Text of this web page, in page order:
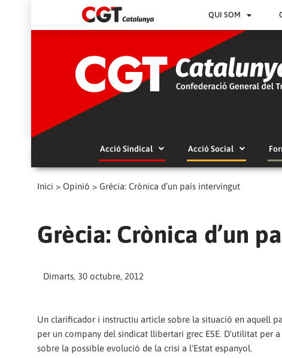
QUI SOM
Acció Sindical Acció Social
Inici > Opinió > Grècia: Crònica d’un país intervingut
Grècia: Crònica d’un
Dimarts, 30 octubre, 2012
Un clarificador i instructiu article sobre la situació en aquell
per un company del sindicat llibertari grec ESE. D'utilitat per
sobre la possible evolució de la crisi a l'Estat espanyol.